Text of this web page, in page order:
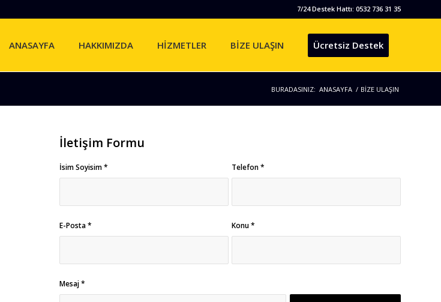
7/24 Destek Hattı: 0532 736 31 35
ANASAYFA HAKKIMIZDA HİZMETLER BİZE ULAŞIN Ücretsiz Destek
BURADASINIZ: ANASAYFA / BİZE ULAŞIN
İletişim Formu
İsim Soyisim* Telefon*
E-Posta* Konu*
Mesaj*